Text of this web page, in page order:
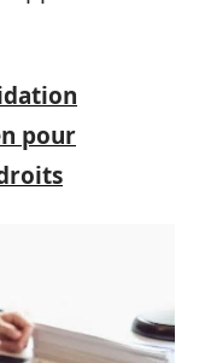
pour